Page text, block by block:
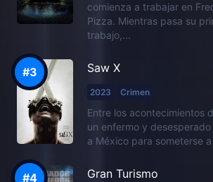
comienza a trabajar en
Pizza. Mientras pasa su
trabajo,...
Saw X
2023 Crimen
Entre los acontecimientos
un enfermo y
a México para someterse a
Gran Turismo